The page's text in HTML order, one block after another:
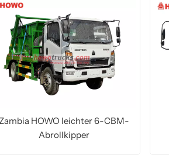
HOWO leichter 6-CBM-
Abrollkipper